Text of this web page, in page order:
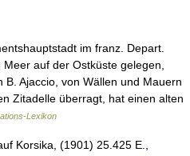
im franz. Depart.
auf der Ostküste gelegen,
Ajaccio, von Wällen und Mauern
Zitadelle überragt, hat einen alten
Lexikon
Korsika, (1901) 25.425 E.,